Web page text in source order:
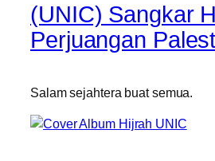
(UNIC) Sangkar
Perjuangan
Salam sejahtera buat semua.